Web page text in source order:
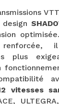
renforcée,
plus
vitesses